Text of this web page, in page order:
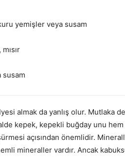
yemişler veya susam
susam
almak da yanlış olur. Mutlaka
kepek, kepekli buğday unu hem
açısından önemlidir.
mineraller vardır. Ancak